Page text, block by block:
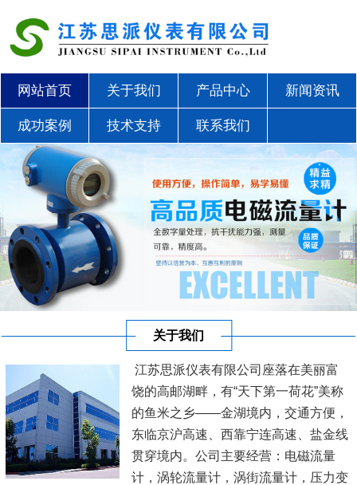
网站首页 关于我们 产品中心 新闻资讯
成功案例 技术支持 联系我们
关于我们
江苏思派仪表有限公司座落在美丽富
饶的高邮湖畔，有“天下第一荷花”美称
的鱼米之乡——金湖境内，交通方便，
东临京沪高速、西靠宁连高速、盐金线
贯穿境内。公司主要经营：电磁流量
计，涡轮流量计，涡街流量计，压力变